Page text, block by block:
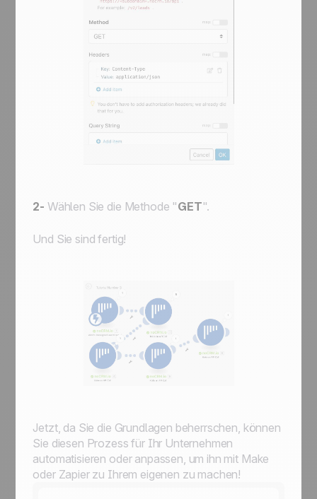
2- Wählen Sie die Methode "GET".
Und Sie sind fertig!
Jetzt, da Sie die Grundlagen beherrschen, können
Sie diesen Prozess für Ihr Unternehmen
automatisieren oder anpassen, um ihn mit Make
oder Zapier zu Ihrem eigenen zu machen!